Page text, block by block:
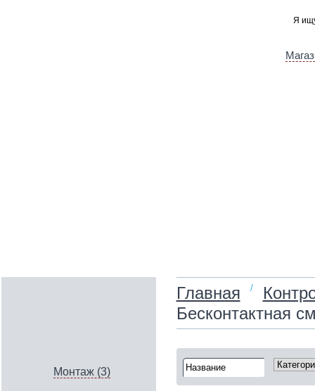
Монтаж (3)
Главная /
Бесконтактная